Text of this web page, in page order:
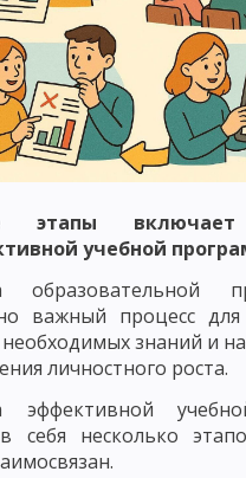
этапы включает
учебной
важный процесс для
знаний и
личностного роста.
эффективной
себя несколько